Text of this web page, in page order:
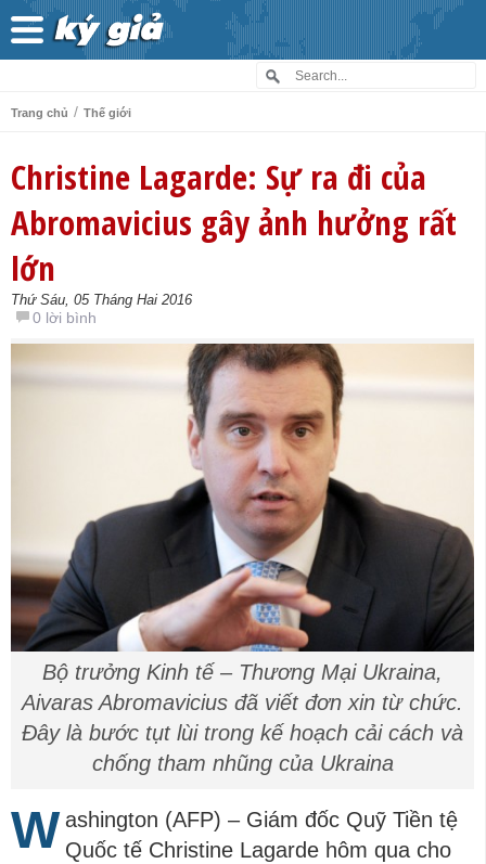
Trang chủ / Thế giới
Christine Lagarde: Sự ra đi của
Abromavicius gây ảnh hưởng rất
lớn
Thứ Sáu, 05 Tháng Hai 2016
0 lời bình
Bộ trưởng Kinh tế – Thương Mại Ukraina,
Aivaras Abromavicius đã viết đơn xin từ chức.
Đây là bước tụt lùi trong kế hoạch cải cách và
chống tham nhũng của Ukraina
W ashington (AFP) – Giám đốc Quỹ Tiền tệ
Quốc tế Christine Lagarde hôm qua cho